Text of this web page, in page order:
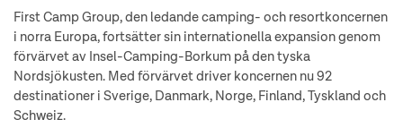
First Camp Group, den ledande camping- och resortkoncernen
i norra Europa, fortsätter sin internationella expansion genom
förvärvet av Insel-Camping-Borkum på den tyska
Nordsjökusten. Med förvärvet driver koncernen nu 92
destinationer i Sverige, Danmark, Norge, Finland, Tyskland och
Schweiz.